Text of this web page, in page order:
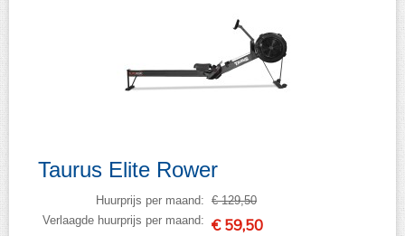
Taurus Elite Rower
Huurprijs per maand: € 129,50
Verlaagde huurprijs per maand: € 59,50